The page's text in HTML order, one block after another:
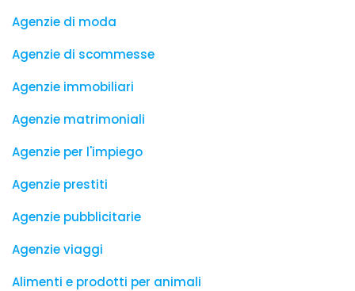
Agenzie di moda
Agenzie di scommesse
Agenzie immobiliari
Agenzie matrimoniali
Agenzie per l'impiego
Agenzie prestiti
Agenzie pubblicitarie
Agenzie viaggi
Alimenti e prodotti per animali